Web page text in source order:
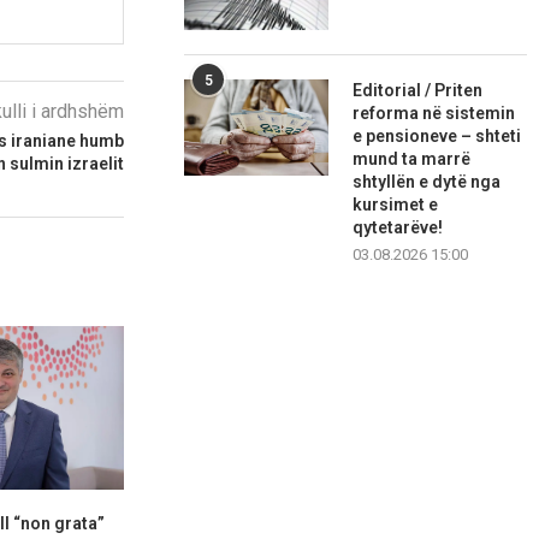
i ardhshëm
iraniane humb
sulmin izraelit
“non grata”
5
Editorial / Priten
reforma në sistemin
e pensioneve – shteti
mund ta marrë
shtyllën e dytë nga
kursimet e
qytetarëve!
03.08.2026 15:00